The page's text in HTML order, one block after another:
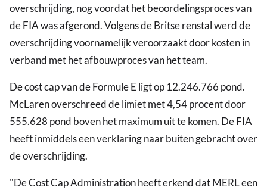
overschrijding, nog voordat het beoordelingsproces van
de FIA was afgerond. Volgens de Britse renstal werd de
overschrijding voornamelijk veroorzaakt door kosten in
verband met het afbouwproces van het team.
De cost cap van de Formule E ligt op 12.246.766 pond.
McLaren overschreed de limiet met 4,54 procent door
555.628 pond boven het maximum uit te komen. De FIA
heeft inmiddels een verklaring naar buiten gebracht over
de overschrijding.
"De Cost Cap Administration heeft erkend dat MERL een